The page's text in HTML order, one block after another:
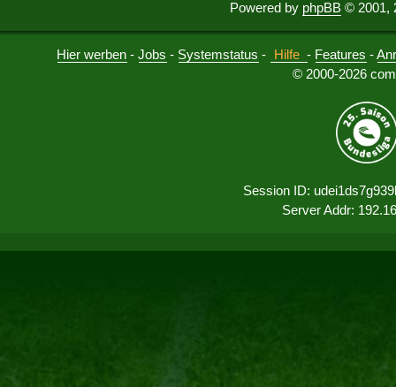
Powered by phpBB © 2001,
Hier werben -Jobs - Systemstatus - Hilfe - Features -
© 2000-2026
Session ID:
Server Addr: